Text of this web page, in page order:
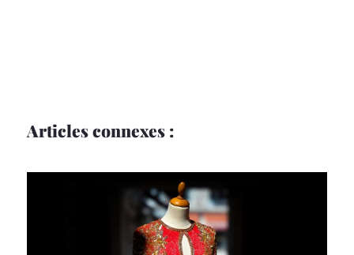
Articles connexes :